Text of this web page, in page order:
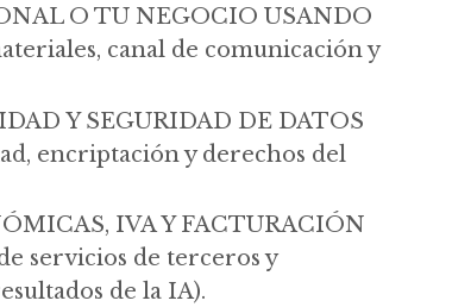
O TU NEGOCIO USANDO
canal de comunicación y
Y SEGURIDAD DE DATOS
encriptación y derechos del
IVA Y FACTURACIÓN
servicios de terceros y
de la IA).